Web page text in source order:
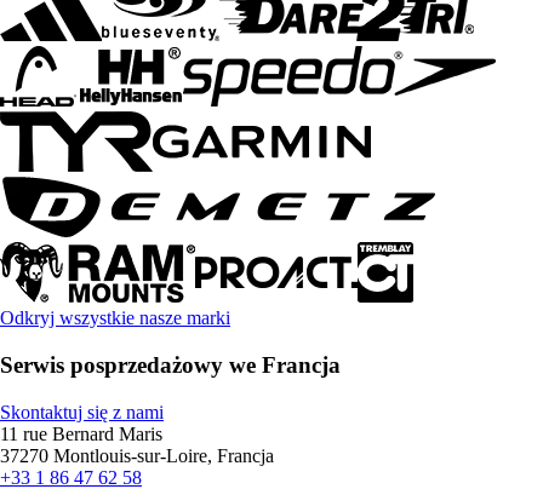
Odkryj wszystkie nasze marki
Serwis posprzedażowy we Francja
Skontaktuj się z nami
11 rue Bernard Maris
37270 Montlouis-sur-Loire, Francja
+33 1 86 47 62 58